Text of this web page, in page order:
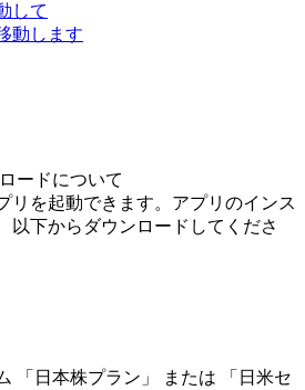
して
動します
ードについて
リを起動できます。アプリのインス
以下からダウンロードしてくださ
「 日本株プラン 」 または 「 日米セ